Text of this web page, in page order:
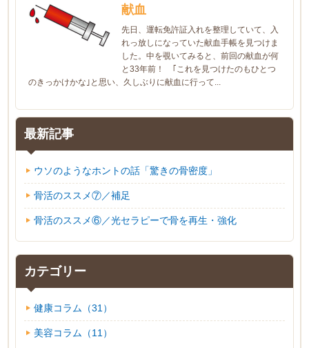
献血
先日、運転免許証入れを整理していて、入
れっ放しになっていた献血手帳を見つけま
した。中を覗いてみると、前回の献血が何
と33年前！ ｢これを見つけたのもひとつ
のきっかけかな｣と思い、久しぶりに献血に行って...
最新記事
ウソのようなホントの話「驚きの骨密度」
骨活のススメ⑦／補足
骨活のススメ⑥／光セラピーで骨を再生・強化
カテゴリー
健康コラム（31）
美容コラム（11）